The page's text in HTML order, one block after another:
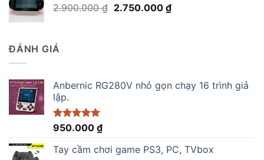
890.000 ₫.
2.900.000₫ Giá
2.750.000 ₫Giá
ĐÁNH GIÁ
Anbernic RG280V nhỏ gọn chạy 16 trình giả
lập.
Được xếp
5 sao
950.000 ₫
Tay cầm chơi game PS3, PC, TVbox